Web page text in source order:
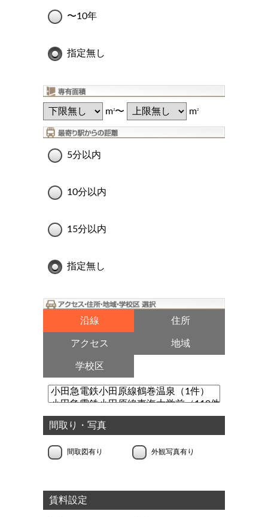
〜10年
指定無し
m2〜 m2
5分以内
10分以内
15分以内
指定無し
沿線 住所
アクセス 地域
学校区
間取り・写真
間取図有り 外観写真有り
賃料設定